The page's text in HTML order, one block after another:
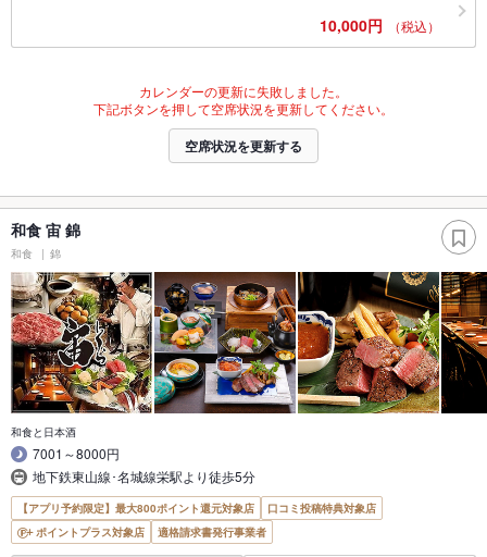
10,000円 （税込）
カレンダーの更新に失敗しました。
下記ボタンを押して空席状況を更新してください。
空席状況を更新する
和食 宙 錦
和食 錦
和食と日本酒
7001～8000円
地下鉄東山線･名城線栄駅より徒歩5分
【アプリ予約限定】最大800ポイント還元対象店
口コミ投稿特典対象店
ポイントプラス対象店
適格請求書発行事業者